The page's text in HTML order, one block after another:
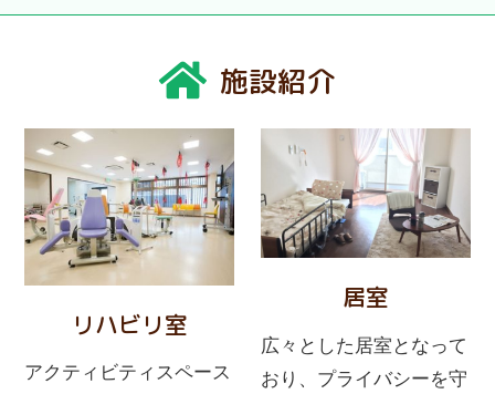
施設紹介
リハビリ室
アクティビティスペース
居室
広々とした居室となって
おり、プライバシーを守